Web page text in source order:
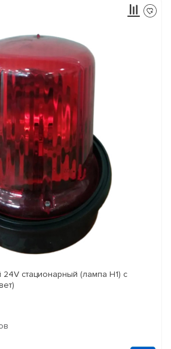
стационарный (лампа Н1) с